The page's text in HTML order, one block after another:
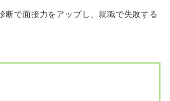
べく避けましょう。
い」のも大事
く（剥がれたりよれたりしやすく
断で面接力をアップし、就職で失敗する